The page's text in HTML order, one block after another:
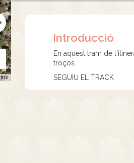
Introducció
En aquest tram de
troços.
SEGUIU EL TRACK